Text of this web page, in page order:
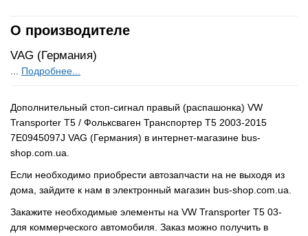
О производителе
VAG (Германия)
Подробнее...
Дополнительный стоп-сигнал правый (распашонка) VW
Transporter T5 / Фольксваген Транспортер Т5 2003-2015
7E0945097J VAG (Германия) в интернет-магазине bus-
shop.com.ua.
Если необходимо приобрести автозапчасти на не выходя из
дома, зайдите к нам в электронный магазин bus-shop.com.ua.
Закажите необходимые элементы на VW Transporter T5 03-
для коммерческого автомобиля. Заказ можно получить в